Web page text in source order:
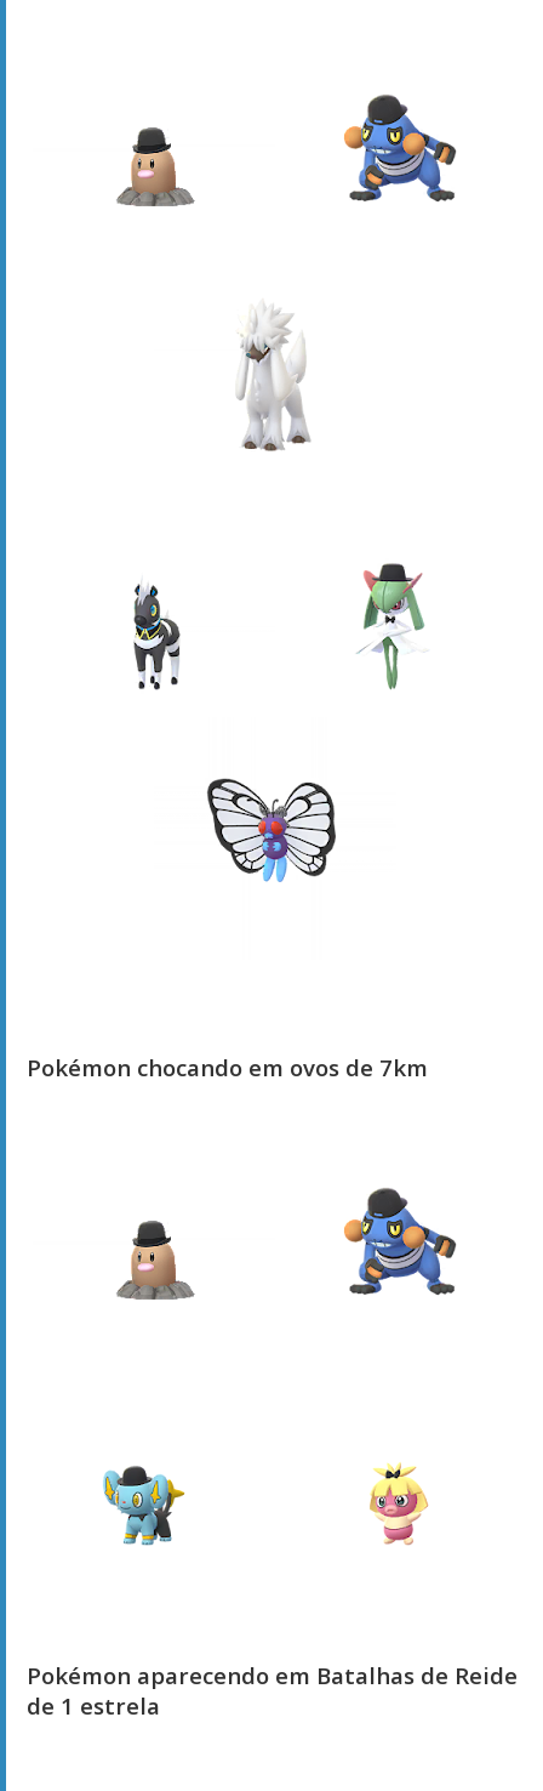
Pokémon chocando em ovos de 7km
Pokémon aparecendo em Batalhas de Reide
de 1 estrela